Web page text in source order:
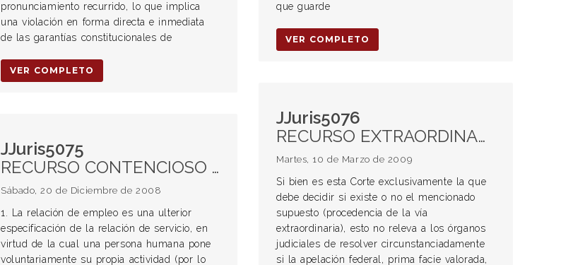
que guarde
VER COMPLETO
pronunciamiento recurrido, lo que implica
una violación en forma directa e inmediata
de las garantías constitucionales de
VER COMPLETO
JJuris5076
RECURSO EXTRAORDINARIO. Concesión del remedio extraordinario. Deber de los órganos judiciales de resolver circunstanciadamente si la apelación federal cuenta con fundamentos suficientes. RESOLUCIÓN. Fundamentación insuficiente. NULIDAD.
Martes, 10 de Marzo de 2009
Si bien es esta Corte exclusivamente la que
debe decidir si existe o no el mencionado
supuesto (procedencia de la vía
extraordinaria), esto no releva a los órganos
judiciales de resolver circunstanciadamente
si la apelación federal, prima facie valorada,
JJuris5075
RECURSO CONTENCIOSO ADMINISTRATIVO. Improcedencia. Abogado que firma convenio de locación de servicios como procurador fiscal. EMPLEO PÚBLICO. LOCACIÓN DE SERVICIOS. Caracteres jurídicos. Diferencias.
Sábado, 20 de Diciembre de 2008
1. La relación de empleo es una ulterior
especificación de la relación de servicio, en
virtud de la cual una persona humana pone
voluntariamente su propia actividad (por lo